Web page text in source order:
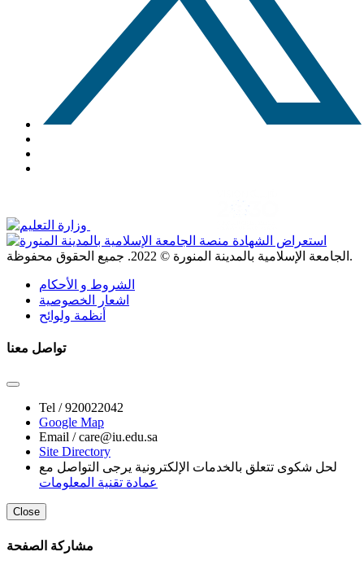
الجامعة الإسلامية بالمدينة المنورة © 2022 . جميع الحقوق محفوظة.
الشروط و الأحكام
اشعار الخصوصية
أنظمة ولوائح
تواصل معنا
Tel /920022042
Google Map
Email /care@iu.edu.sa
Site Directory
لحل شكوى تتعلق بالخدمات الإلكترونية يرجى التواصل مع
عمادة تقنية المعلومات
Close
مشاركة الصفحة